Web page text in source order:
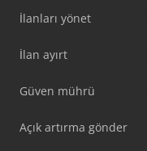
İlanları yönet
İlan ayırt
Güven mührü
Açık artırma gönder